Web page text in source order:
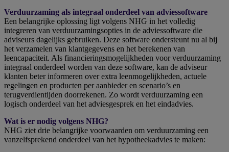
Verduurzaming als integraal onderdeel van adviessoftware
Een belangrijke oplossing ligt volgens NHG in het volledig
integreren van verduurzamingsopties in de adviessoftware die
adviseurs dagelijks gebruiken. Deze software ondersteunt nu al bij
het verzamelen van klantgegevens en het berekenen van
leencapaciteit. Als financieringsmogelijkheden voor verduurzaming
integraal onderdeel worden van deze software, kan de adviseur
klanten beter informeren over extra leenmogelijkheden, actuele
regelingen en producten per aanbieder en scenario’s en
terugverdientijden doorrekenen. Zo wordt verduurzaming een
logisch onderdeel van het adviesgesprek en het eindadvies.
Wat is er nodig volgens NHG?
NHG ziet drie belangrijke voorwaarden om verduurzaming een
vanzelfsprekend onderdeel van het hypotheekadvies te maken: